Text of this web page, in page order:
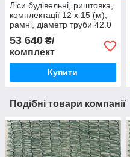
Ліси будівельні, риштовка,
комплектації 12 х 15 (м),
рамні, діаметр труби 42.0
(мм)
53 640 ₴/
комплект
Купити
Подібні товари компанії